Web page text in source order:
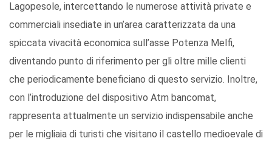
Lagopesole, intercettando le numerose attività private e
commerciali insediate in un’area caratterizzata da una
spiccata vivacità economica sull’asse Potenza Melfi,
diventando punto di riferimento per gli oltre mille clienti
che periodicamente beneficiano di questo servizio. Inoltre,
con l’introduzione del dispositivo Atm bancomat,
rappresenta attualmente un servizio indispensabile anche
per le migliaia di turisti che visitano il castello medioevale di